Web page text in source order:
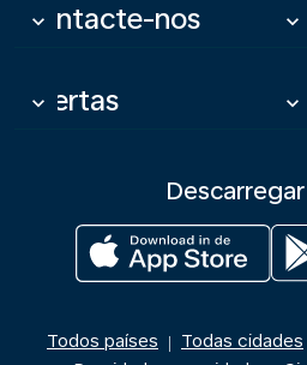
Contacte-nos
keyboard_arrow_down keyboard_arrow_down
Ofertas
keyboard_arrow_down keyboard_arrow_down
Todos países | Todas cidades